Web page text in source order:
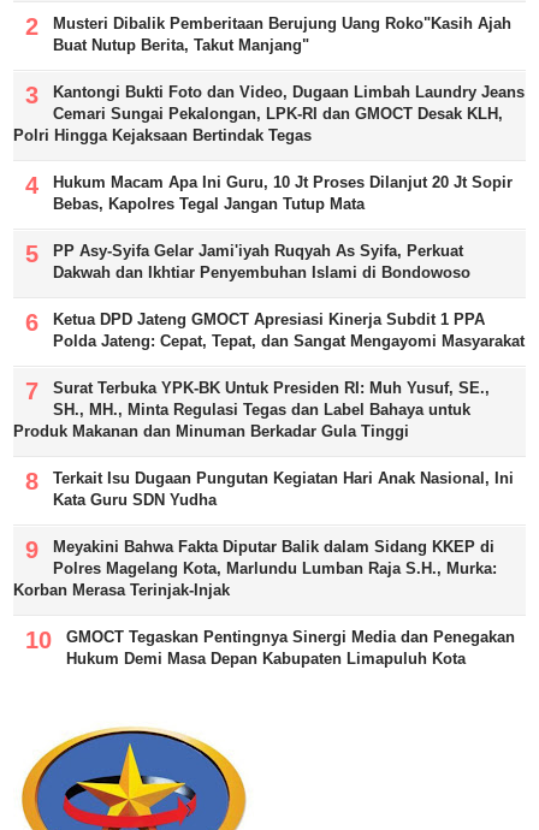
Musteri Dibalik Pemberitaan Berujung Uang Roko"Kasih Ajah
Buat Nutup Berita, Takut Manjang"
Kantongi Bukti Foto dan Video, Dugaan Limbah Laundry Jeans
Cemari Sungai Pekalongan, LPK-RI dan GMOCT Desak KLH,
Polri Hingga Kejaksaan Bertindak Tegas
Hukum Macam Apa Ini Guru, 10 Jt Proses Dilanjut 20 Jt Sopir
Bebas, Kapolres Tegal Jangan Tutup Mata
PP Asy-Syifa Gelar Jami'iyah Ruqyah As Syifa, Perkuat
Dakwah dan Ikhtiar Penyembuhan Islami di Bondowoso
Ketua DPD Jateng GMOCT Apresiasi Kinerja Subdit 1 PPA
Polda Jateng: Cepat, Tepat, dan Sangat Mengayomi Masyarakat
Surat Terbuka YPK-BK Untuk Presiden RI: Muh Yusuf, SE.,
SH., MH., Minta Regulasi Tegas dan Label Bahaya untuk
Produk Makanan dan Minuman Berkadar Gula Tinggi
Terkait Isu Dugaan Pungutan Kegiatan Hari Anak Nasional, Ini
Kata Guru SDN Yudha
Meyakini Bahwa Fakta Diputar Balik dalam Sidang KKEP di
Polres Magelang Kota, Marlundu Lumban Raja S.H., Murka:
Korban Merasa Terinjak-Injak
GMOCT Tegaskan Pentingnya Sinergi Media dan Penegakan
Hukum Demi Masa Depan Kabupaten Limapuluh Kota